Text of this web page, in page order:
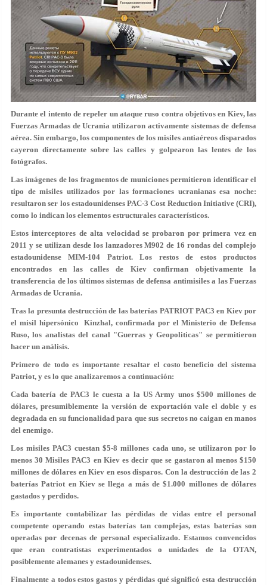
Durante el intento de repeler un ataque ruso contra objetivos en Kiev, las
Fuerzas Armadas de Ucrania utilizaron activamente sistemas de defensa
aérea. Sin embargo, los componentes de los misiles antiaéreos disparados
cayeron directamente sobre las calles y golpearon las lentes de los
fotógrafos.
Las imágenes de los fragmentos de municiones permitieron identificar el
tipo de misiles utilizados por las formaciones ucranianas esa noche:
resultaron ser los estadounidenses PAC-3 Cost Reduction Initiative (CRI),
como lo indican los elementos estructurales característicos.
Estos interceptores de alta velocidad se probaron por primera vez en
2011 y se utilizan desde los lanzadores M902 de 16 rondas del complejo
estadounidense MIM-104 Patriot. Los restos de estos productos
encontrados en las calles de Kiev confirman objetivamente la
transferencia de los últimos sistemas de defensa antimisiles a las Fuerzas
Armadas de Ucrania.
Tras la presunta destrucción de las baterías PATRIOT PAC3 en Kiev por
el misil hipersónico Kinzhal, confirmada por el Ministerio de Defensa
Ruso, los analistas del canal "Guerras y Geopoliticas" se permitieron
hacer un análisis.
Primero de todo es importante resaltar el costo beneficio del sistema
Patriot, y es lo que analizaremos a continuación:
Cada batería de PAC3 le cuesta a la US Army unos $500 millones de
dólares, presumiblemente la versión de exportación vale el doble y es
degradada en su funcionalidad para que sus secretos no caigan en manos
del enemigo.
Los misiles PAC3 cuestan $5-8 millones cada uno, se utilizaron por lo
menos 30 Misiles PAC3 en Kiev es decir que se gastaron al menos $150
millones de dólares en Kiev en esos disparos. Con la destrucción de las 2
baterías Patriot en Kiev se llega a más de $1.000 millones de dólares
gastados y perdidos.
Es importante contabilizar las pérdidas de vidas entre el personal
competente operando estas baterías tan complejas, estas baterías son
operadas por decenas de personal especializado. Estamos convencidos
que eran contratistas experimentados o unidades de la OTAN,
posiblemente alemanes y estadounidenses.
Finalmente a todos estos gastos y pérdidas qué significó esta destrucción